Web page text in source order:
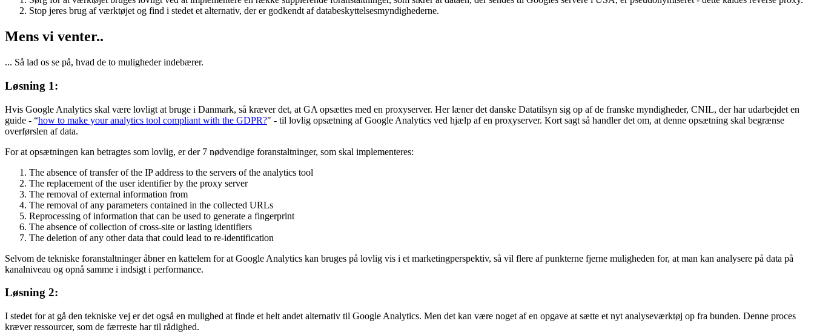
Datatilsynet er kommet med deres anbefalinger til, hvad virksomheder kan gøre, hvis de fortsat ønsker at bruge Google Analytics til dataindsamling og -analyse. I kan gøre en af to ting:
Sørg for at værktøjet bruges lovligt ved at implementere en række supplerende foranstaltninger, som sikrer at dataen, der sendes til Googles servere i USA, er pseudonymiseret - dette kaldes reverse proxy.
Stop jeres brug af værktøjet og find i stedet et alternativ, der er godkendt af databeskyttelsesmyndighederne.
Mens vi venter..
... Så lad os se på, hvad de to muligheder indebærer.
Løsning 1:
guide - “how to make your analytics tool compliant with the GDPR?" - til lovlig opsætning af Google Analytics ved hjælp af en proxyserver. Kort sagt så handler det om, at denne opsætning skal begrænse
For at opsætningen kan betragtes som lovlig, er der 7 nødvendige foranstaltninger, som skal implementeres:
The absence of transfer of the IP address to the servers of the analytics tool
The replacement of the user identifier by the proxy server
The removal of external information from
The removal of any parameters contained in the collected URLs
The absence of collection of cross-site or lasting identifiers
The deletion of any other data that could lead to re-identification
Selvom de tekniske foranstaltninger åbner en kattelem for at Google Analytics kan bruges på lovlig vis i et marketingperspektiv, så vil flere af punkterne fjerne muligheden for, at man kan analysere på data på
kanalniveau og opnå samme i indsigt i performance.
Løsning 2: